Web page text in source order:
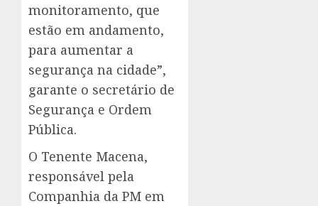
monitoramento, que
estão em andamento,
para aumentar a
segurança na cidade”,
garante o secretário de
Segurança e Ordem
Pública.
O Tenente Macena,
responsável pela
Companhia da PM em